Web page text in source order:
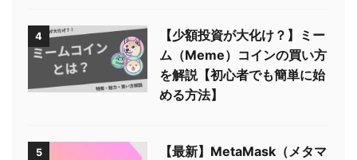
4
【少額投資が大化け？】ミー
ム（Meme）コインの買い方
を解説【初心者でも簡単に始
める方法】
5
【最新】MetaMask（メタマ